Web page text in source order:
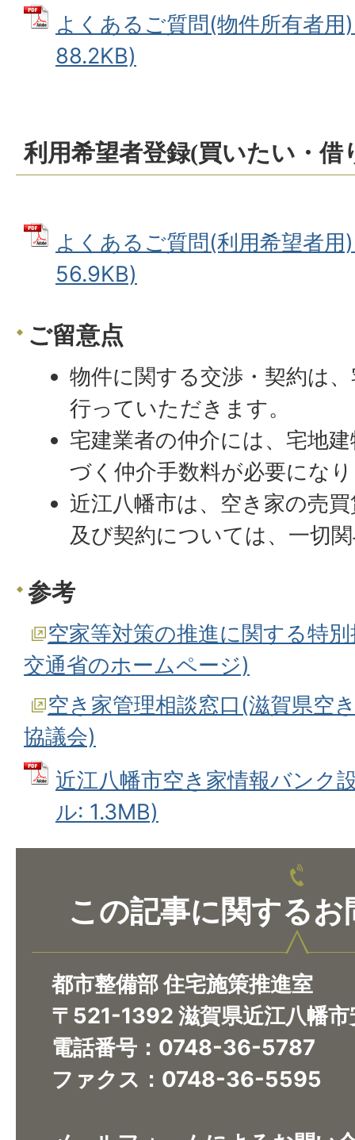
よくあるご質問(物件所有者
88.2KB)
利用希望者登録(買いたい・借
よくあるご質問(利用希望者
56.9KB)
ご留意点
物件に関する交渉・契約は
行っていただきます。
宅建業者の仲介には、宅地
づく仲介手数料が必要にな
近江八幡市は、空き家の売
及び契約については、一切
参考
空家等対策の推進に関する特
交通省のホームページ)
空き家管理相談窓口(滋賀県空
協議会)
近江八幡市空き家情報バンク
ル: 1.3MB)
この記事に関するお
都市整備部 住宅施策推進室
〒521-1392 滋賀県近江八幡
電話番号：0748-36-5787
ファクス：0748-36-5595